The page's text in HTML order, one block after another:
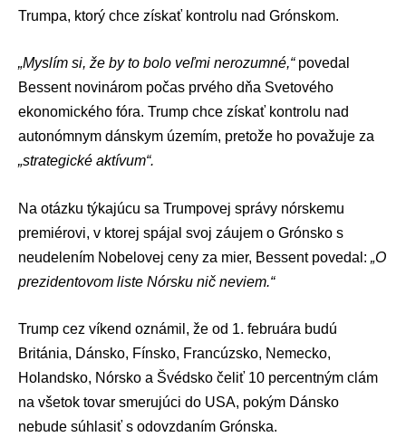
Trumpa, ktorý chce získať kontrolu nad Grónskom.
„Myslím si, že by to bolo veľmi nerozumné,“povedal
Bessent novinárom počas prvého dňa Svetového
ekonomického fóra. Trump chce získať kontrolu nad
autonómnym dánskym územím, pretože ho považuje za
„strategické aktívum“.
Na otázku týkajúcu sa Trumpovej správy nórskemu
premiérovi, v ktorej spájal svoj záujem o Grónsko s
neudelením Nobelovej ceny za mier, Bessent povedal: „O
prezidentovom liste Nórsku nič neviem.“
Trump cez víkend oznámil, že od 1. februára budú
Británia, Dánsko, Fínsko, Francúzsko, Nemecko,
Holandsko, Nórsko a Švédsko čeliť 10 percentným clám
na všetok tovar smerujúci do USA, pokým Dánsko
nebude súhlasiť s odovzdaním Grónska.